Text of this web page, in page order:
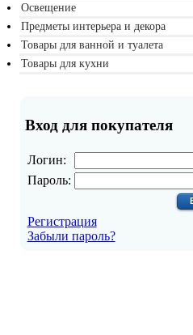
Освещение
Предметы интерьера и декора
Товары для ванной и туалета
Товары для кухни
Вход для покупателя
Логин:
Пароль:
Регистрация
Забыли пароль?